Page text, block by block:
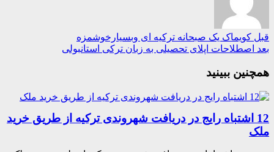
کویماک یک صبحانه ترکیه ای وبسیارخوشمزه
اپلای تحصیلی به زبان ترکی استانبولی
ببینید
اشتباه رایج در دریافت شهروندی ترکیه از طریق خرید